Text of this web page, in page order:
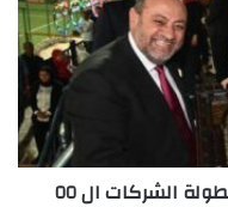
"إيسترن كومباني" تشارك في بطولة الشركات ال ٥٥